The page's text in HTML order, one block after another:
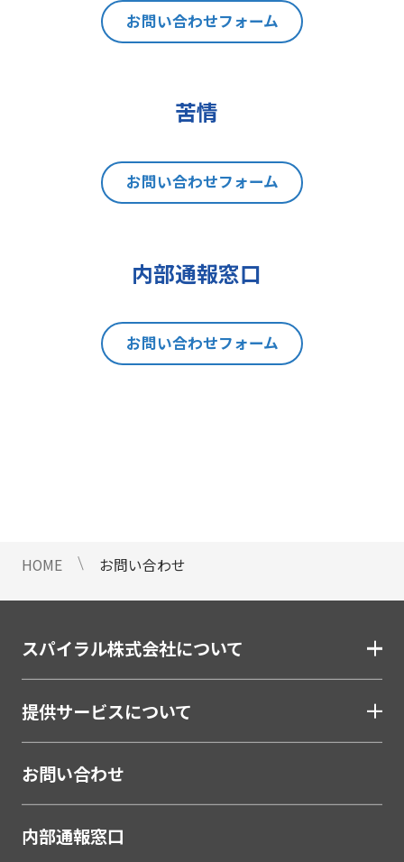
利を有します。
(1)取扱いの制限を要求する権利
(4)同意を撤回する権利
(5)GDPRの監督機関に不服を申し立
8 個人情報提出の任意性及び当該
情報を与えなかった場合に本人に生
にあたり、貴方の同意を得た場合に
す。但し、貴方の同意が頂けない場
合は、お問い合わせの回答、当社の
製品・サービスのご案内や当社が独
当社は、ご提出頂く個人情報につい
定を行いません。
10 当社Web サイトでのクッキー
（Cookie）の使用について
お客様がブラウザの設定でクッキー
の送受信を許可している場合、当社
Webサイトでクッキーまたは同種の
技術（Webビーコンなど）を使用し
て、お客様による当社Webサイトの
利用状況等のデータ（以下、「閲覧
お問い合わせフォーム
苦情
お問い合わせフォーム
内部通報窓口
お問い合わせフォーム
HOME お問い合わせ
スパイラル株式会社について
提供サービスについて
お問い合わせ
内部通報窓口